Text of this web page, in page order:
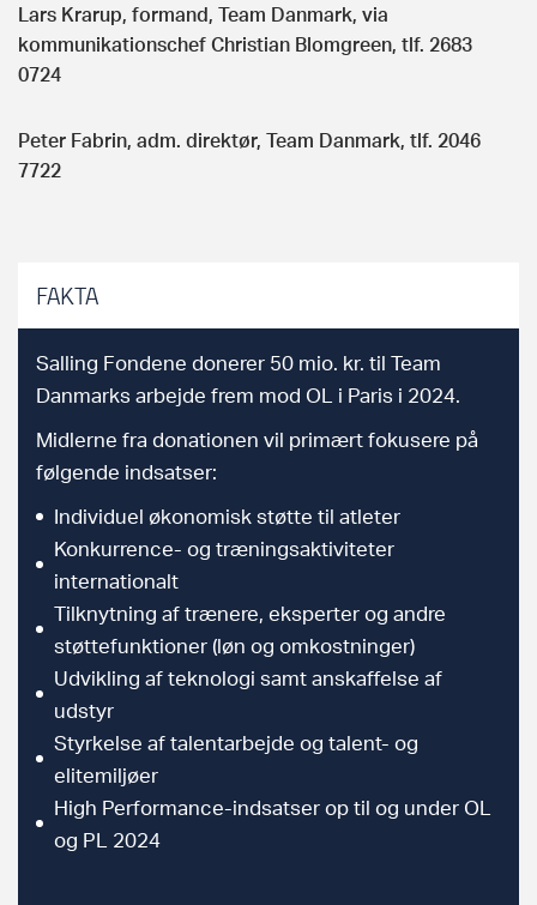
Lars Krarup, formand, Team Danmark, via
kommunikationschef Christian Blomgreen, tlf. 2683
0724
Peter Fabrin, adm. direktør, Team Danmark, tlf. 2046
7722
FAKTA
Salling Fondene donerer 50 mio. kr. til Team
Danmarks arbejde frem mod OL i Paris i 2024.
Midlerne fra donationen vil primært fokusere på
følgende indsatser:
Individuel økonomisk støtte til atleter
Konkurrence- og træningsaktiviteter
internationalt
Tilknytning af trænere, eksperter og andre
støttefunktioner (løn og omkostninger)
Udvikling af teknologi samt anskaffelse af
udstyr
Styrkelse af talentarbejde og talent- og
elitemiljøer
High Performance-indsatser op til og under OL
og PL 2024